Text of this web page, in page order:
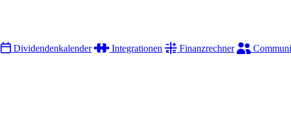
Dividendenkalender Integrationen Finanzrechner